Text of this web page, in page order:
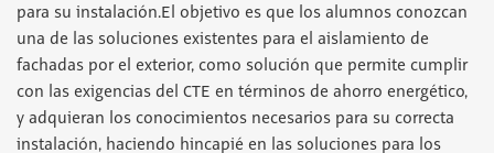
para su instalación.El objetivo es que los alumnos conozcan
una de las soluciones existentes para el aislamiento de
fachadas por el exterior, como solución que permite cumplir
con las exigencias del CTE en términos de ahorro energético,
y adquieran los conocimientos necesarios para su correcta
instalación, haciendo hincapié en las soluciones para los